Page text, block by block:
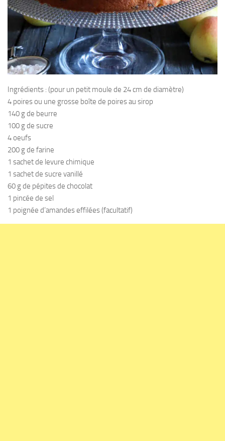
Ingrédients : (pour un petit moule de 24 cm de diamètre)
4 poires ou une grosse boîte de poires au sirop
140 g de beurre
100 g de sucre
4 oeufs
200 g de farine
1 sachet de levure chimique
1 sachet de sucre vanillé
60 g de pépites de chocolat
1 pincée de sel
1 poignée d’amandes effilées (facultatif)